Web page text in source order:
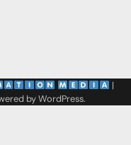
|
byWordPress.